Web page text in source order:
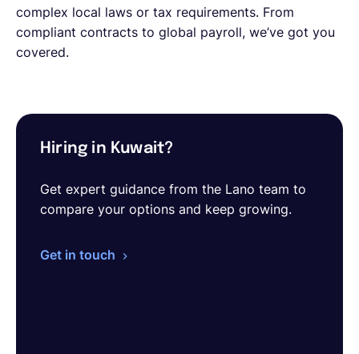
complex local laws or tax requirements. From
compliant contracts to global payroll, we’ve got you
covered.
Hiring in Kuwait?
Get expert guidance from the Lano team to
compare your options and keep growing.
Get in touch